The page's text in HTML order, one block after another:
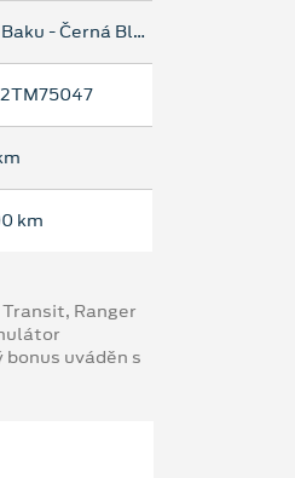
Látky Eton / Baku - Černá Black
km
Ranger
uváděn s